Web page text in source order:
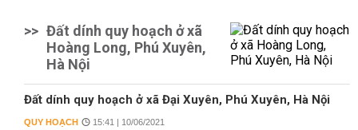
>> Đất dính quy hoạch ở xã
Hoàng Long, Phú Xuyên,
Hà Nội
Đất dính quy hoạch ở xã Đại Xuyên, Phú Xuyên, Hà Nội
QUY HOẠCH 15:41 | 10/06/2021